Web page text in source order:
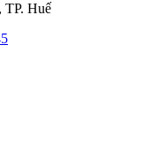
TP. Huế